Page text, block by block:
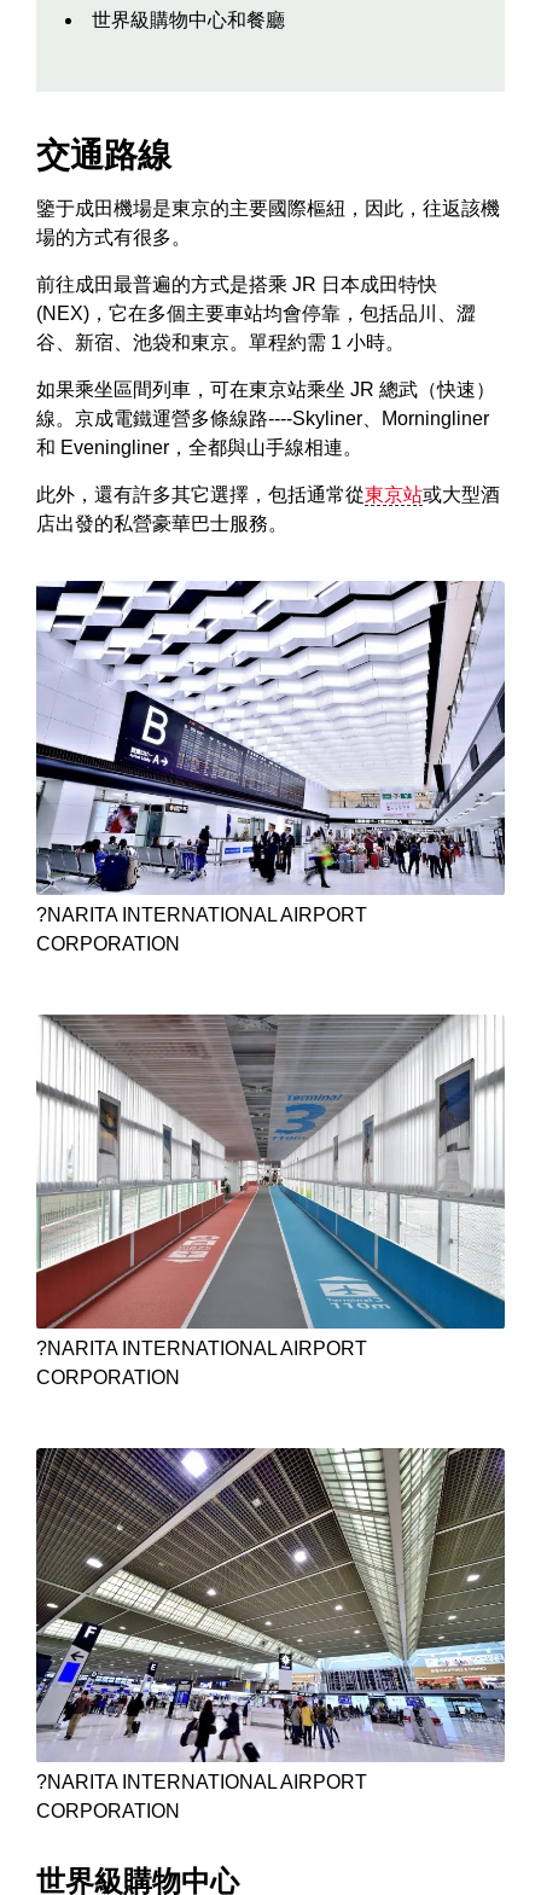
世界級購物中心和餐廳
交通路線
鑒于成田機場是東京的主要國際樞紐，因此，往返該機
場的方式有很多。
前往成田最普遍的方式是搭乘 JR 日本成田特快
(NEX)，它在多個主要車站均會停靠，包括品川、澀
谷、新宿、池袋和東京。單程約需 1 小時。
如果乘坐區間列車，可在東京站乘坐 JR 總武（快速）
線。京成電鐵運營多條線路----Skyliner、Morningliner
和 Eveningliner，全都與山手線相連。
此外，還有許多其它選擇，包括通常從東京站或大型酒
店出發的私營豪華巴士服務。
?NARITA INTERNATIONAL AIRPORT
CORPORATION
?NARITA INTERNATIONAL AIRPORT
CORPORATION
?NARITA INTERNATIONAL AIRPORT
CORPORATION
世界級購物中心